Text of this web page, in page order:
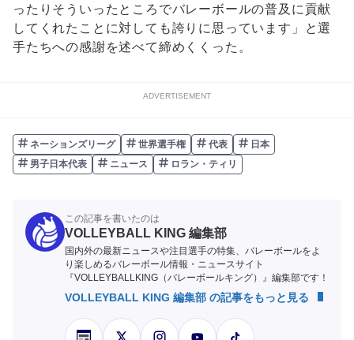
ったりそういったところでバレーボールの普及に貢献
してくれたことに対しても誇りに思っています」と選
手たちへの感謝を述べて締めくくった。
ADVERTISEMENT
ネーションズリーグ 世界選手権 代表
日本
男子日本代表
ニュース ロラン・ティリ
この記事を書いたのは
VOLLEYBALL KING 編集部
国内外の最新ニュースや注目選手の特集、バレーボールをよ
り楽しめるバレーボール情報・ニュースサイト
『VOLLEYBALLKING（バレーボールキング）』編集部です！
VOLLEYBALL KING 編集部 の記事をもっと見る